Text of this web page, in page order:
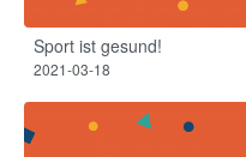
Sport ist gesund!
2021-03-18